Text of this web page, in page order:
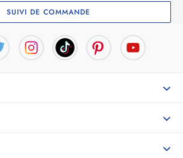
SUIVI DE COMMANDE